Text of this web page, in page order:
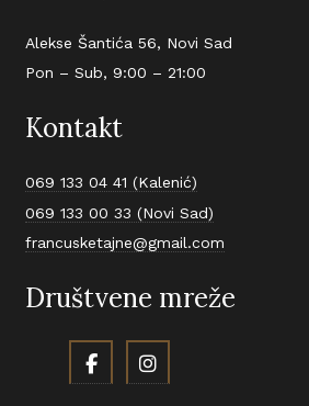
Alekse Šantića 56, Novi Sad
Pon – Sub, 9:00 – 21:00
Kontakt
069 133 04 41 (Kalenić)
069 133 00 33 (Novi Sad)
francusketajne@gmail.com
Društvene mreže